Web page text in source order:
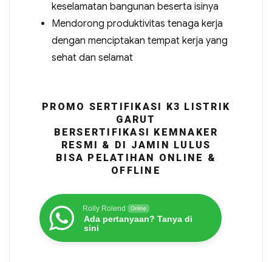
keselamatan bangunan beserta isinya
Mendorong produktivitas tenaga kerja
dengan menciptakan tempat kerja yang
sehat dan selamat
PROMO SERTIFIKASI K3 LISTRIK
GARUT
BERSERTIFIKASI KEMNAKER
RESMI & DI JAMIN LULUS
BISA PELATIHAN ONLINE &
OFFLINE
Rolly Rolend Online
Ada pertanyaan? Tanya di
sini